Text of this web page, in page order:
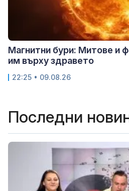
Магнитни бури: Митове и
им върху здравето
22:25 • 09.08.26
Последни